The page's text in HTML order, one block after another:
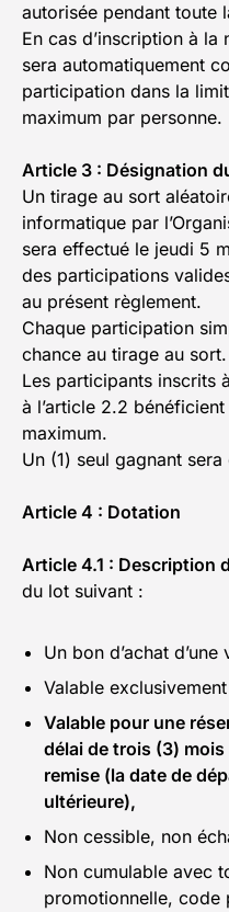
autorisée pendant toute
En cas d’inscription à
sera automatiquement
participation dans la
maximum par personne.
Article 3 : Désignation
Un tirage au sort
informatique par
sera effectué le jeudi 5
des participations
au présent règlement.
Chaque participation
chance au tirage au sort.
Les participants inscrits
à l’article 2.2
maximum.
Un (1) seul gagnant sera
Article 4 : Dotation
Article 4.1 : Description
du lot suivant :
Un bon d’achat d’une
Valable
Valable pour une
délai de trois (3)
remise (la date de
ultérieure),
Non cessible, non
Non cumulable avec
promotionnelle, code